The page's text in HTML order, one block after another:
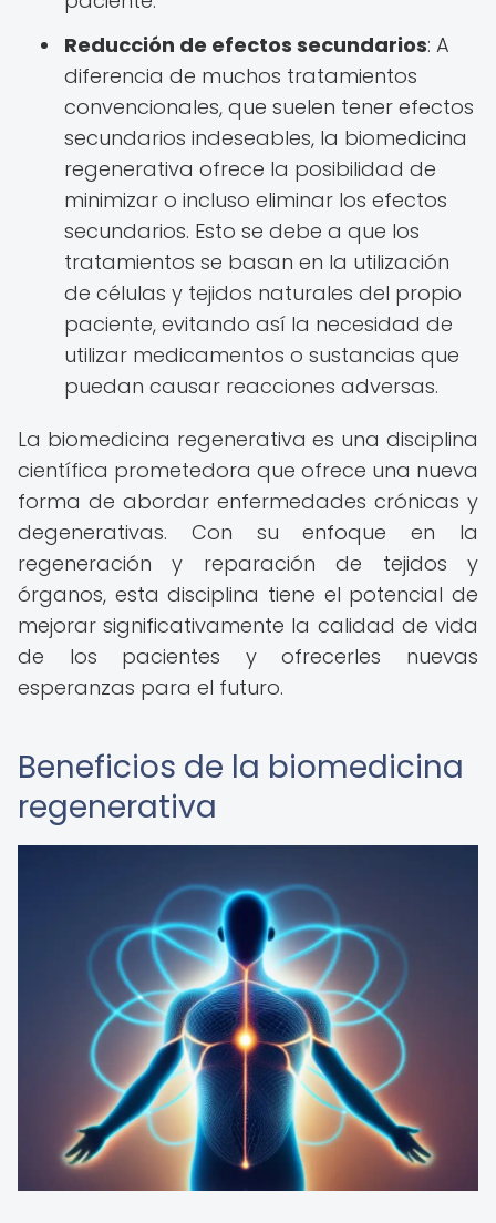
Reducción de efectos secundarios: A
diferencia de muchos tratamientos
convencionales, que suelen tener efectos
secundarios indeseables, la biomedicina
regenerativa ofrece la posibilidad de
minimizar o incluso eliminar los efectos
secundarios. Esto se debe a que los
tratamientos se basan en la utilización
de células y tejidos naturales del propio
paciente, evitando así la necesidad de
utilizar medicamentos o sustancias que
puedan causar reacciones adversas.
La biomedicina regenerativa es una disciplina
científica prometedora que ofrece una nueva
forma de abordar enfermedades crónicas y
degenerativas. Con su enfoque en la
regeneración y reparación de tejidos y
órganos, esta disciplina tiene el potencial de
mejorar significativamente la calidad de vida
de los pacientes y ofrecerles nuevas
esperanzas para el futuro.
Beneficios de la biomedicina
regenerativa